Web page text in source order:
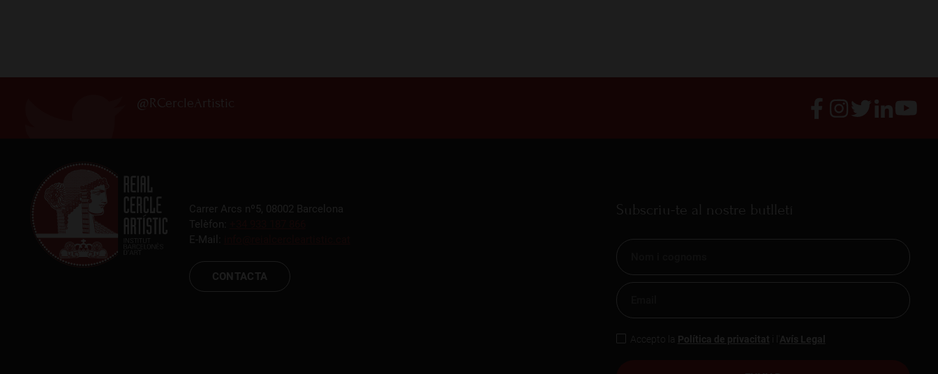
@RCercleArtistic
Carrer Arcs nº5, 08002 Barcelona
Telèfon:
E-Mail:
CONTACTA
Subscriu-te al nostre butlletí
Accepto la Política de privacitat Avís Legal